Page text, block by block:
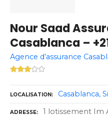
Nour Saad
Casablanca –
Agence d’assurance
LOCALISATION Casablanca
ADRESSE
1 lotissement Im